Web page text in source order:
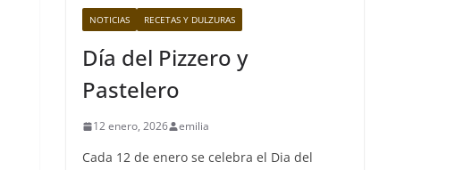
NOTICIAS RECETAS Y DULZURAS
Día del Pizzero y
Pastelero
12 enero, 2026 emilia
Cada 12 de enero se celebra el Dia del